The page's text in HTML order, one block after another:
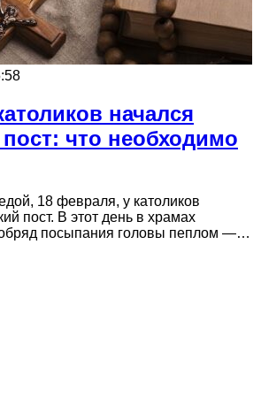
начался
что необходимо
18 февраля, у католиков
пост. В этот день в храмах
посыпания головы пеплом —…